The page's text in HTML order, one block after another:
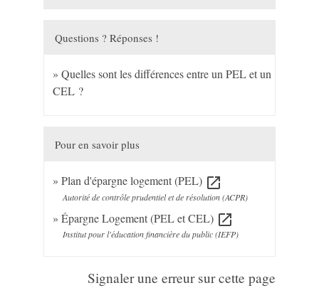
Questions ? Réponses !
Quelles sont les différences entre un PEL et un
CEL ?
Pour en savoir plus
Plan d'épargne logement (PEL) open_in_new
Autorité de contrôle prudentiel et de résolution (ACPR)
Épargne Logement (PEL et CEL) open_in_new
Institut pour l'éducation financière du public (IEFP)
Signaler une erreur sur cette page